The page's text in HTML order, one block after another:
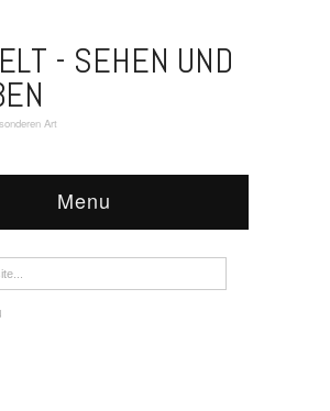
- SEHEN UND
Art
Menu